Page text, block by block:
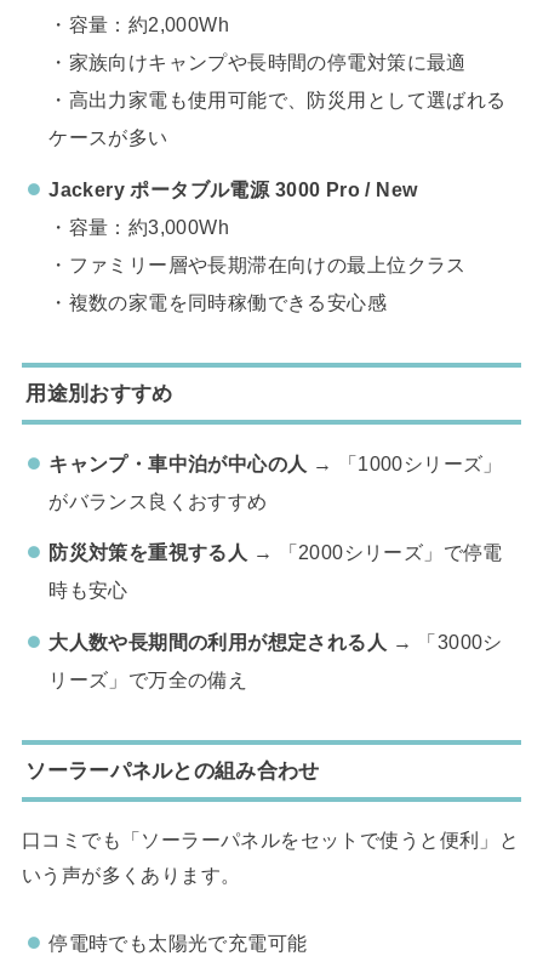
・容量：約2,000Wh
・家族向けキャンプや長時間の停電対策に最適
・高出力家電も使用可能で、防災用として選ばれる
ケースが多い
Jackeryポータブル電源 3000 Pro / New
・容量：約3,000Wh
・ファミリー層や長期滞在向けの最上位クラス
・複数の家電を同時稼働できる安心感
用途別おすすめ
キャンプ・車中泊が中心の人 → 「1000シリーズ」
がバランス良くおすすめ
防災対策を重視する人 → 「2000シリーズ」で停電
時も安心
大人数や長期間の利用が想定される人 → 「3000シ
リーズ」で万全の備え
ソーラーパネルとの組み合わせ
口コミでも「ソーラーパネルをセットで使うと便利」と
いう声が多くあります。
停電時でも太陽光で充電可能